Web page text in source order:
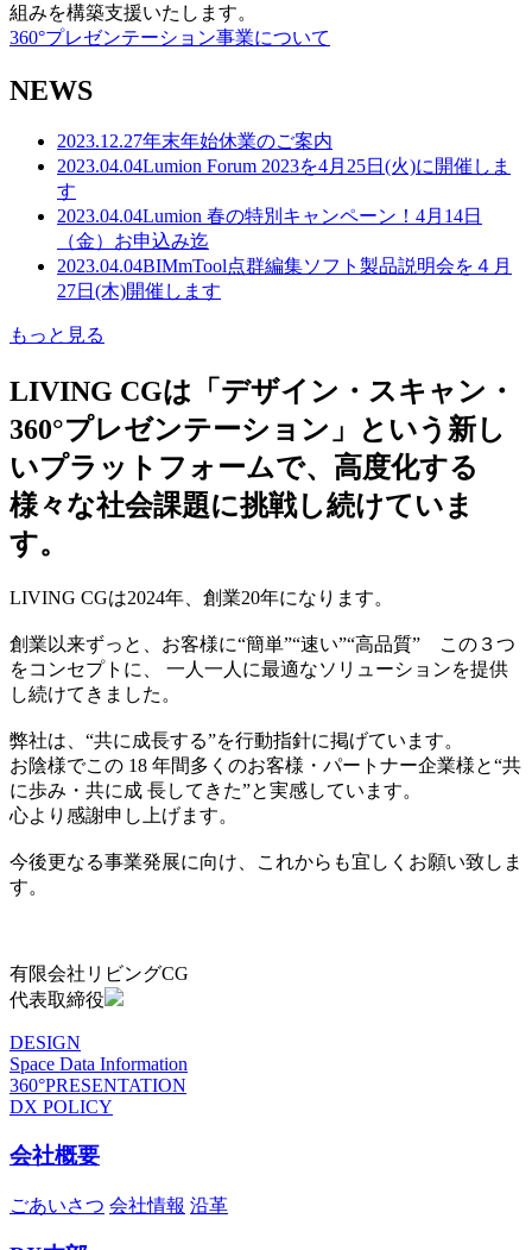
組みを構築支援いたします。
360°プレゼンテーション事業について
NEWS
2023.12.27年末年始休業のご案内
2023.04.04Lumion Forum 2023を4月25日(火)に開催しま
す
2023.04.04Lumion 春の特別キャンペーン！4月14日
（金）お申込み迄
2023.04.04BIMmTool点群編集ソフト製品説明会を４月
27日(木)開催します
もっと見る
LIVING CGは「デザイン・スキャン・
360°プレゼンテーション」という新し
いプラットフォームで、高度化する
様々な社会課題に挑戦し続けていま
す。
LIVING CGは2024年、創業20年になります。
創業以来ずっと、お客様に“簡単”“速い”“高品質” この３つ
をコンセプトに、 一人一人に最適なソリューションを提供
し続けてきました。
弊社は、“共に成長する”を行動指針に掲げています。
お陰様でこの 18 年間多くのお客様・パートナー企業様と“共
に歩み・共に成 長してきた”と実感しています。
心より感謝申し上げます。
今後更なる事業発展に向け、これからも宜しくお願い致しま
す。
有限会社リビングCG
代表取締役
DESIGN
Space Data Information
360°PRESENTATION
DX POLICY
会社概要
ごあいさつ 会社情報 沿革